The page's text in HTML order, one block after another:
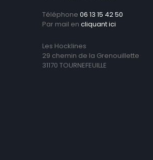
Téléphone 06 13 15 42 50
Par mail en cliquant ici
Les Hocklines
29 chemin de la Grenouillette
31170 TOURNEFEUILLE